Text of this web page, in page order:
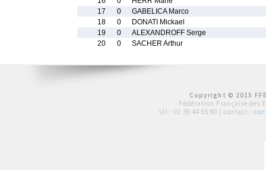
17
0
GABELICA Marco
18
0
DONATI Mickael
19
0
ALEXANDROFF Serge
20
0 SACHER Arthur
Copyright © 2015
Fédération Française des
tél : 01 39 44 65 80 | contact :